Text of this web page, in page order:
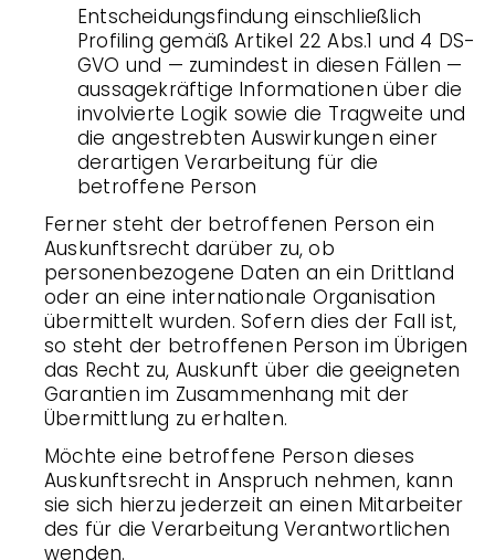
Entscheidungsfindung einschließlich
Profiling gemäß Artikel 22 Abs.1 und 4 DS-
GVO und — zumindest in diesen Fällen —
aussagekräftige Informationen über die
involvierte Logik sowie die Tragweite und
die angestrebten Auswirkungen einer
derartigen Verarbeitung für die
betroffene Person
Ferner steht der betroffenen Person ein
Auskunftsrecht darüber zu, ob
personenbezogene Daten an ein Drittland
oder an eine internationale Organisation
übermittelt wurden. Sofern dies der Fall ist,
so steht der betroffenen Person im Übrigen
das Recht zu, Auskunft über die geeigneten
Garantien im Zusammenhang mit der
Übermittlung zu erhalten.
Möchte eine betroffene Person dieses
Auskunftsrecht in Anspruch nehmen, kann
sie sich hierzu jederzeit an einen Mitarbeiter
des für die Verarbeitung Verantwortlichen
wenden.